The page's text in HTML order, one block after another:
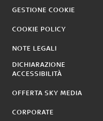
GESTIONE COOKIE
COOKIE POLICY
NOTE LEGALI
DICHIARAZIONE
ACCESSIBILITÀ
OFFERTA SKY MEDIA
CORPORATE